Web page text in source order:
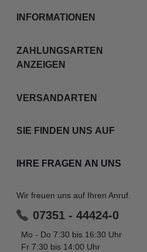
INFORMATIONEN
ZAHLUNGSARTEN
ANZEIGEN
VERSANDARTEN
SIE FINDEN UNS AUF
IHRE FRAGEN AN UNS
Wir freuen uns auf Ihren Anruf.
07351 - 44424-0
Mo - Do 7:30 bis 16:30 Uhr
Fr 7:30 bis 14:00 Uhr